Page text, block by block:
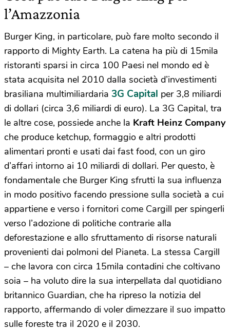
l’Amazzonia
Burger King, in particolare, può fare molto secondo il
rapporto di Mighty Earth. La catena ha più di 15mila
ristoranti sparsi in circa 100 Paesi nel mondo ed è
stata acquisita nel 2010 dalla società d’investimenti
brasiliana multimiliardaria 3G Capital per 3,8 miliardi
di dollari (circa 3,6 miliardi di euro). La 3G Capital, tra
le altre cose, possiede anche la Kraft Heinz Company
che produce ketchup, formaggio e altri prodotti
alimentari pronti e usati dai fast food, con un giro
d’affari intorno ai 10 miliardi di dollari. Per questo, è
fondamentale che Burger King sfrutti la sua influenza
in modo positivo facendo pressione sulla società a cui
appartiene e verso i fornitori come Cargill per spingerli
verso l’adozione di politiche contrarie alla
deforestazione e allo sfruttamento di risorse naturali
provenienti dai polmoni del Pianeta. La stessa Cargill
– che lavora con circa 15mila contadini che coltivano
soia – ha voluto dire la sua interpellata dal quotidiano
britannico Guardian, che ha ripreso la notizia del
rapporto, affermando di voler dimezzare il suo impatto
sulle foreste tra il 2020 e il 2030.